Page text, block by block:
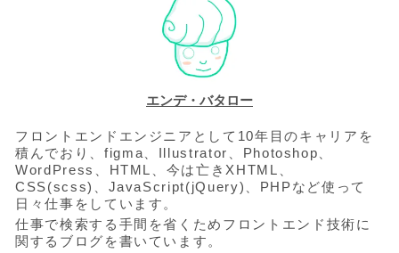
エンデ・バタロー
フロントエンドエンジニアとして10年目のキャリアを
積んでおり、figma、Illustrator、Photoshop、
WordPress、HTML、今は亡きXHTML、
CSS(scss)、JavaScript(jQuery)、PHPなど使って
日々仕事をしています。
仕事で検索する手間を省くためフロントエンド技術に
関するブログを書いています。